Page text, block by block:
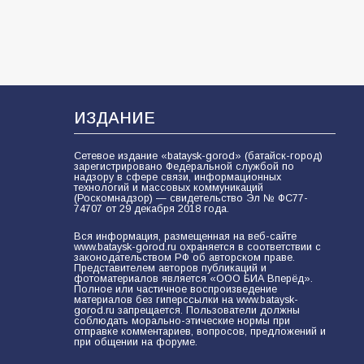
ИЗДАНИЕ
Сетевое издание «bataysk-gorod» (батайск-город)
зарегистрировано Федеральной службой по
надзору в сфере связи, информационных
технологий и массовых коммуникаций
(Роскомнадзор) — свидетельство Эл № ФС77-
74707 от 29 декабря 2018 года.
Вся информация, размещенная на веб-сайте
www.bataysk-gorod.ru охраняется в соответствии с
законодательством РФ об авторском праве.
Представителем авторов публикаций и
фотоматериалов является «ООО БИА Вперёд».
Полное или частичное воспроизведение
материалов без гиперссылки на www.bataysk-
gorod.ru запрещается. Пользователи должны
соблюдать морально-этические нормы при
отправке комментариев, вопросов, предложений и
при общении на форуме.